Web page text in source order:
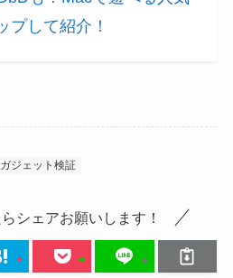
プして紹介！
ガジェット検証
シェアお願いします！